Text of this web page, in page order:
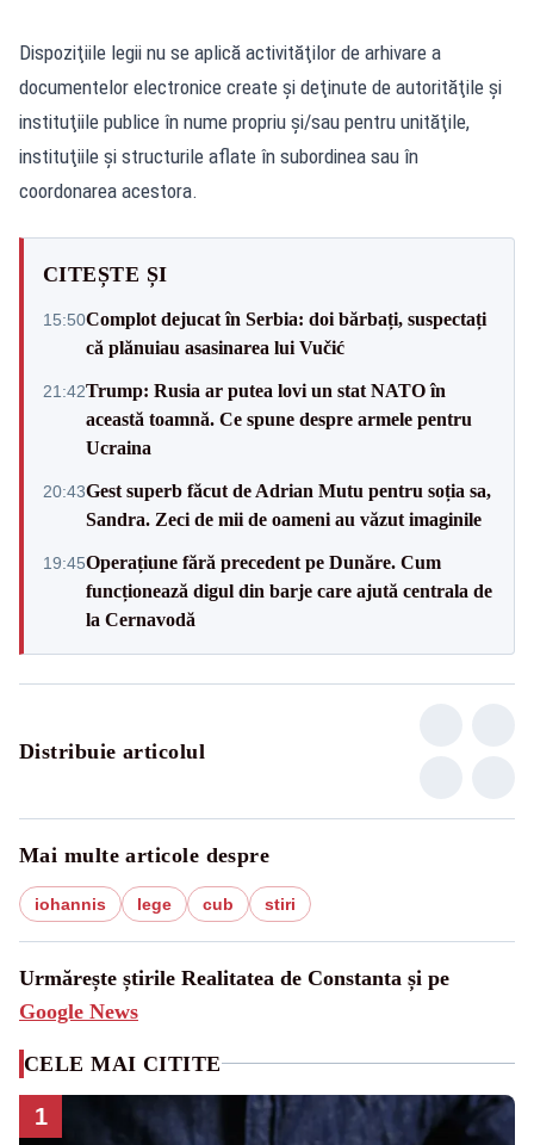
Dispoziţiile legii nu se aplică activităţilor de arhivare a
documentelor electronice create şi deţinute de autorităţile şi
instituţiile publice în nume propriu şi/sau pentru unităţile,
instituţiile şi structurile aflate în subordinea sau în
coordonarea acestora.
CITEȘTE ȘI
15:50Complot dejucat în Serbia: doi bărbați, suspectați
că plănuiau asasinarea lui Vučić
21:42Trump: Rusia ar putea lovi un stat NATO în
această toamnă. Ce spune despre armele pentru
Ucraina
20:43Gest superb făcut de Adrian Mutu pentru soția sa,
Sandra. Zeci de mii de oameni au văzut imaginile
19:45Operațiune fără precedent pe Dunăre. Cum
funcționează digul din barje care ajută centrala de
la Cernavodă
Distribuie articolul
Mai multe articole despre
iohannis lege cub stiri
Urmărește știrile Realitatea de Constanta și pe
Google News
CELE MAI CITITE
1